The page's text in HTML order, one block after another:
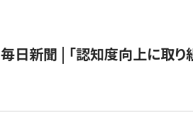
毎日新聞 | 「認知度向上に取